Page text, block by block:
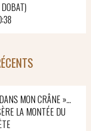
MON CRÂNE »…
LA MONTÉE DU